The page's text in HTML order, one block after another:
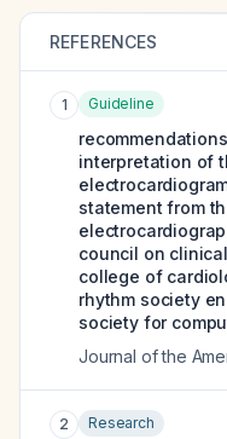
REFERENCES
1 Guideline
interpretation of
statement from
council on
college of
rhythm society
society for
Journal of the
2 Research